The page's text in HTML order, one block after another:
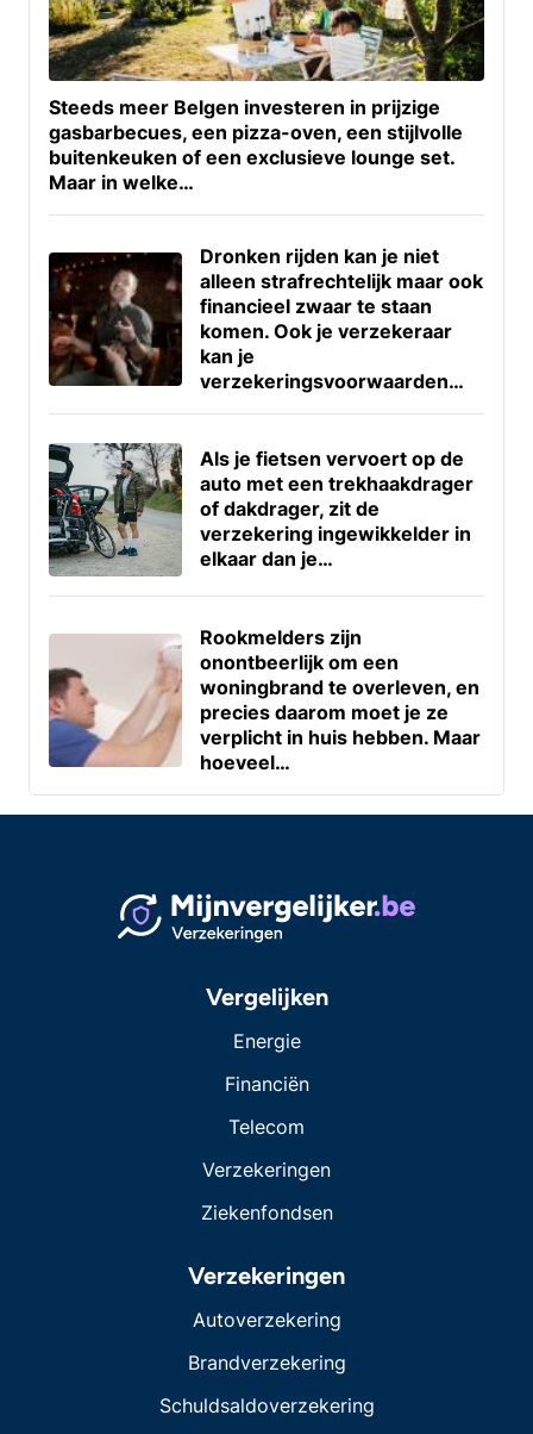
Steeds meer Belgen investeren in prijzige
gasbarbecues, een pizza-oven, een stijlvolle
buitenkeuken of een exclusieve lounge set.
Maar in welke…
Dronken rijden kan je niet
alleen strafrechtelijk maar ook
financieel zwaar te staan
komen. Ook je verzekeraar
kan je
verzekeringsvoorwaarden…
Als je fietsen vervoert op de
auto met een trekhaakdrager
of dakdrager, zit de
verzekering ingewikkelder in
elkaar dan je…
Rookmelders zijn
onontbeerlijk om een
woningbrand te overleven, en
precies daarom moet je ze
verplicht in huis hebben. Maar
hoeveel…
Vergelijken
Energie
Financiën
Telecom
Verzekeringen
Ziekenfondsen
Verzekeringen
Autoverzekering
Brandverzekering
Schuldsaldoverzekering